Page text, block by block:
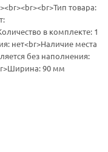
товара:
в комплекте: 1
нет<br>Наличие места
без наполнения:
90 мм